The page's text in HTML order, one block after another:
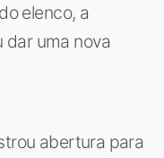
elenco, a
dar uma nova
abertura para